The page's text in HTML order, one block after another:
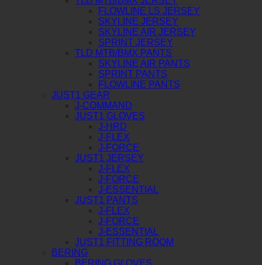
FLOWLINE LS JERSEY
SKYLINE JERSEY
SKYLINE AIR JERSEY
SPRINT JERSEY
TLD MTB/BMX PANTS
SKYLINE AIR PANTS
SPRINT PANTS
FLOWLINE PANTS
JUST1 GEAR
J-COMMAND
JUST1 GLOVES
J-HRD
J-FLEX
J-FORCE
JUST1 JERSEY
J-FLEX
J-FORCE
J-ESSENTIAL
JUST1 PANTS
J-FLEX
J-FORCE
J-ESSENTIAL
JUST1 FITTING ROOM
BERING
BERING GLOVES